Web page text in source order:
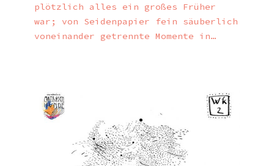
plötzlich alles ein großes Früher
war; von Seidenpapier fein säuberlich
voneinander getrennte Momente in…